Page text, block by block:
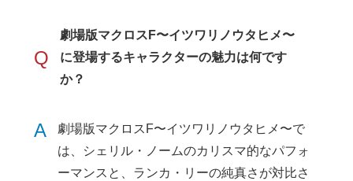
Q
劇場版マクロスF〜イツワリノウタヒメ〜
に登場するキャラクターの魅力は何です
か？
A
劇場版マクロスF〜イツワリノウタヒメ〜で
は、シェリル・ノームのカリスマ的なパフォ
ーマンスと、ランカ・リーの純真さが対比さ